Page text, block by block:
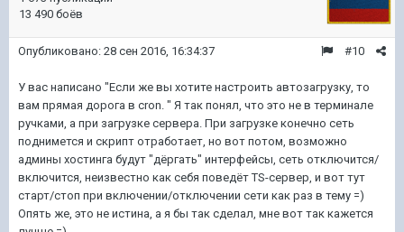
13 490 боёв
#10
Опубликовано: 28 сен 2016, 16:34:37
У вас написано "Если же вы хотите настроить автозагрузку, то
вам прямая дорога в cron. " Я так понял, что это не в терминале
ручками, а при загрузке сервера. При загрузке конечно сеть
поднимется и скрипт отработает, но вот потом, возможно
админы хостинга будут "дёргать" интерфейсы, сеть отключится/
включится, неизвестно как себя поведёт TS-сервер, и вот тут
старт/стоп при включении/отключении сети как раз в тему =)
Опять же, это не истина, а я бы так сделал, мне вот так кажется